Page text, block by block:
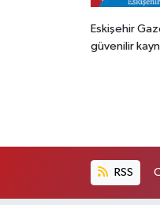
Eskişehir
güvenilir
RSS